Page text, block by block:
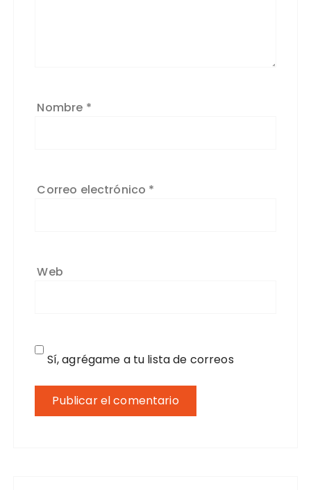
Nombre *
Correo electrónico *
Web
Sí, agrégame a tu lista de correos